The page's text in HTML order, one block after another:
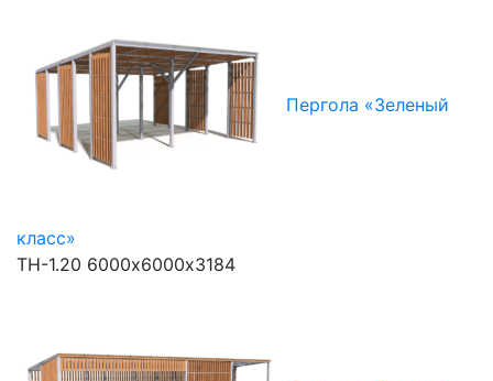
Пергола «Зеленый
класс»
ТН-1.20 6000х6000х3184